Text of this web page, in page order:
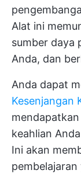
Alat ini
sumber daya
Anda, dan
Anda dapat
Kesenjangan
keahlian
Ini akan